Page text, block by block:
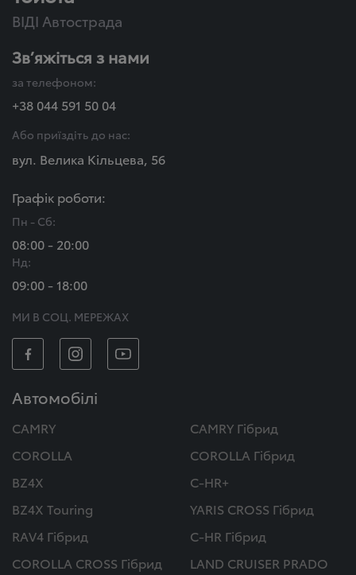
ВІДІ Автострада
Зв’яжіться з нами
за телефоном:
+38 044 591 50 04
Або приїздіть до нас:
вул. Велика Кільцева, 56
Графік роботи:
Пн - Сб:
08:00 - 20:00
Нд:
09:00 - 18:00
МИ В СОЦ. МЕРЕЖАХ
Автомобілі
CAMRY
CAMRY Гібрид
COROLLA
COROLLA Гібрид
BZ4X
C-HR+
BZ4X Touring
YARIS CROSS Гібрид
RAV4 Гібрид
C-HR Гібрид
COROLLA CROSS Гібрид
LAND CRUISER PRADO